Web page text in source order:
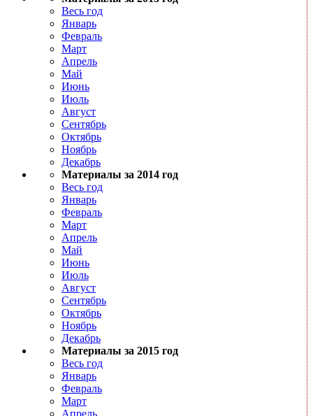
Весь год
Январь
Февраль
Март
Апрель
Май
Июнь
Июль
Август
Сентябрь
Октябрь
Ноябрь
Декабрь
Материалы за 2014 год
Весь год
Январь
Февраль
Март
Апрель
Май
Июнь
Июль
Август
Сентябрь
Октябрь
Ноябрь
Декабрь
Материалы за 2015 год
Весь год
Январь
Февраль
Март
Апрель